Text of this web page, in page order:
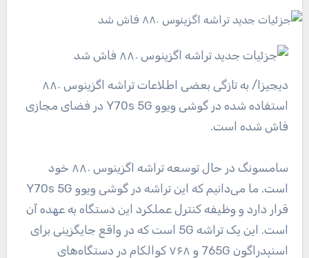
دیجیزا
/ به تازگی بعضی اطلاعات تراشه اگزینوس ۸۸۰
استفاده شده در گوشی ویوو Y70s 5G در فضای مجازی
فاش شده است.
سامسونگ در حال توسعه تراشه اگزینوس ۸۸۰ خود
است. ما می‌دانیم که این تراشه در گوشی ویوو Y70s 5G
قرار دارد و وظیفه کنترل عملکرد این دستگاه به عهده آن
است. این یک تراشه 5G است که در واقع جایگزینی برای
اسنپدراگون 765G و ۷۶۸ کوالکام در دستگاه‌های